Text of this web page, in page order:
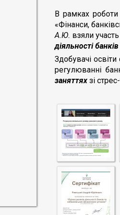
В рамках роботи
«Фінанси,
А.Ю. взяли
діяльності
Здобувачі
регулюванні
заняттях зі